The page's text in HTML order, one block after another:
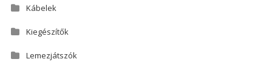
Kábelek
Kiegészítők
Lemezjátszók